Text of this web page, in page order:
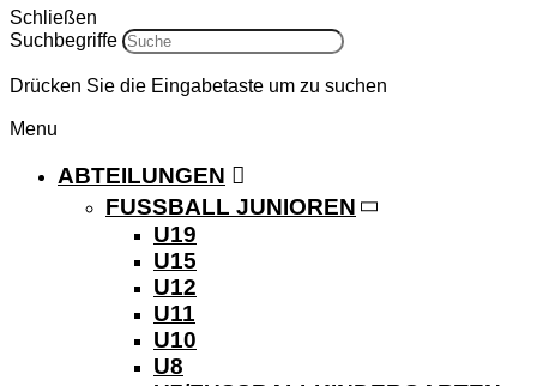
Schließen
Suchbegriffe
Drücken Sie die Eingabetaste um zu suchen
Menu
ABTEILUNGEN
FUSSBALL JUNIOREN
U19
U15
U12
U11
U10
U8